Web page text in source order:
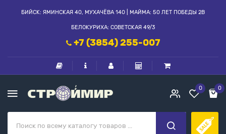
БИЙСК: ЯМИНСКАЯ 40, МУХАЧЁВА 140 | МАЙМА: 50 ЛЕТ ПОБЕДЫ 2В
БЕЛОКУРИХА: СОВЕТСКАЯ 49/3
+7 (3854) 255-007
0 0